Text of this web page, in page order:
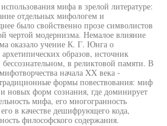
мифа в зрелой литературе:
отдельных мифологем и
было свойственно прозе символистов
чертой модернизма. Немалое влияние
оказало учение К. Г. Юнга о
образов, источник
в реликтовой памяти. В
начала XX века -
формы повествования: миф
и новых форм сознания, где доминирует
мифа, его многогранность
в качестве дешифрующего кода,
философского содержания.